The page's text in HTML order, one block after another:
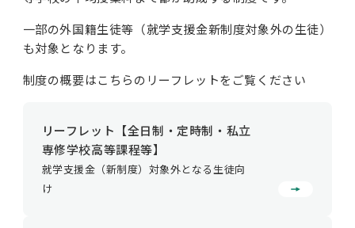
お問い合わせ
一部の外国籍生徒等（就学支援金新制度対象外の生徒）
も対象となります。
制度の概要はこちらのリーフレットをご覧ください
リーフレット【全日制・定時制・私立
専修学校高等課程等】
就学支援金（新制度）対象外となる生徒向
け